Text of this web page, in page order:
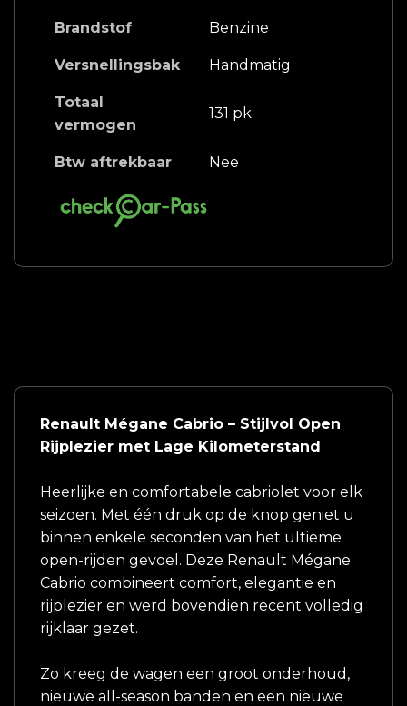
Brandstof Benzine
Versnellingsbak Handmatig
Totaal
vermogen
131 pk
Btw aftrekbaar Nee
Renault Mégane Cabrio – Stijlvol Open
Rijplezier met Lage Kilometerstand
Heerlijke en comfortabele cabriolet voor elk
seizoen. Met één druk op de knop geniet u
binnen enkele seconden van het ultieme
open-rijden gevoel. Deze Renault Mégane
Cabrio combineert comfort, elegantie en
rijplezier en werd bovendien recent volledig
rijklaar gezet.
Zo kreeg de wagen een groot onderhoud,
nieuwe all-season banden en een nieuwe